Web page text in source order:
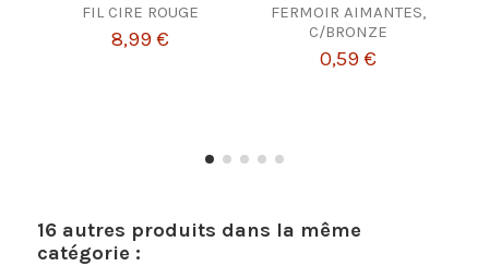
FIL CIRE ROUGE
8,99 €
FERMOIR AIMANTES,
C/BRONZE
0,59 €
16 autres produits dans la même
catégorie :